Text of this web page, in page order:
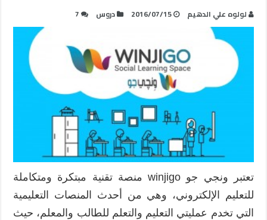
لولوه علي الدهيم 2016/07/15 دروس 7
تعتبر ونجي جو winjigo منصة تقنية مبتكرة ومتكاملة
للتعليم الإلكتروني، وهي من أحدث المنصات التعليمية
التي تخدم عمليتي التعليم والتعلم للطالب والمعلم، حيث